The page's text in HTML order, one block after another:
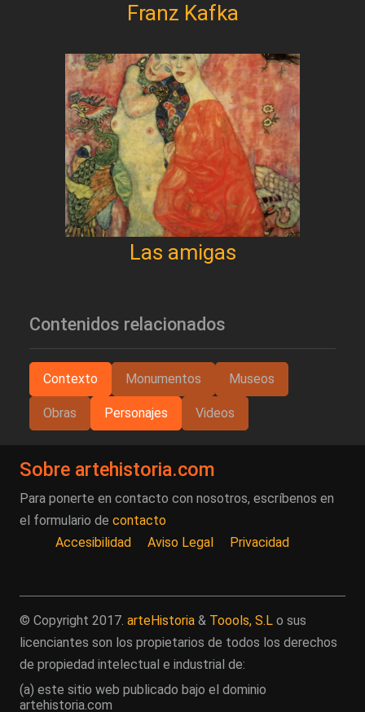
Franz Kafka
Las amigas
Contenidos relacionados
Contexto Monumentos Museos
Obras Personajes Videos
Sobre artehistoria.com
Para ponerte en contacto con nosotros, escríbenos en
el formulario de contacto
Accesibilidad
Aviso Legal Privacidad
© Copyright 2017. arteHistoria & Toools, S.L o sus
licenciantes son los propietarios de todos los derechos
de propiedad intelectual e industrial de:
(a) este sitio web publicado bajo el dominio
artehistoria.com